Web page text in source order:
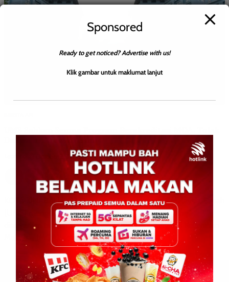
October 2, 2025 0
KOTA KINABALU: 02 Oktober 2025 – Universiti Malaysia Sabah
(UMS) mengesahkan semua program pengajian yang
ditawarkan telah mendapat akreditasi penuh Agensi Kelayakan
Malaysia (MQA), sekali […]
Sponsored
Ready to get noticed? Advertise with us!
Klik gambar untuk maklumat lanjut